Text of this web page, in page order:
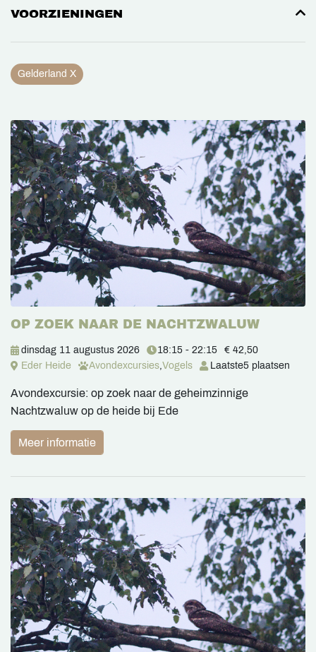
VOORZIENINGEN
Gelderland X
OP ZOEK NAAR DE NACHTZWALUW
dinsdag 11 augustus 2026 18:15 - 22:15
€ 42,50
Eder Heide
Avondexcursies,Vogels Laatste5 plaatsen
Avondexcursie: op zoek naar de geheimzinnige
Nachtzwaluw op de heide bij Ede
Meer informatie